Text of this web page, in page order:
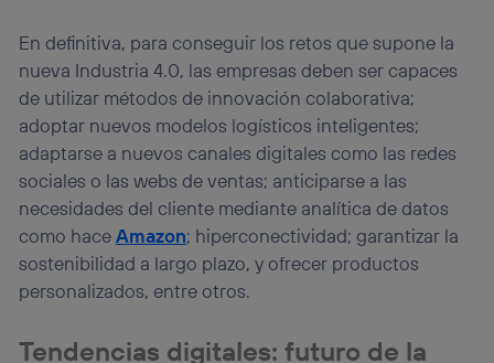
En definitiva, para conseguir los retos que supone la
nueva Industria 4.0, las empresas deben ser capaces
de utilizar métodos de innovación colaborativa;
adoptar nuevos modelos logísticos inteligentes;
adaptarse a nuevos canales digitales como las redes
sociales o las webs de ventas; anticiparse a las
necesidades del cliente mediante analítica de datos
como haceAmazon; hiperconectividad; garantizar la
sostenibilidad a largo plazo, y ofrecer productos
personalizados, entre otros.
Tendencias digitales: futuro de la